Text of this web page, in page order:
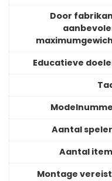
Door
Educatieve
Aantal
Aantal
Montage